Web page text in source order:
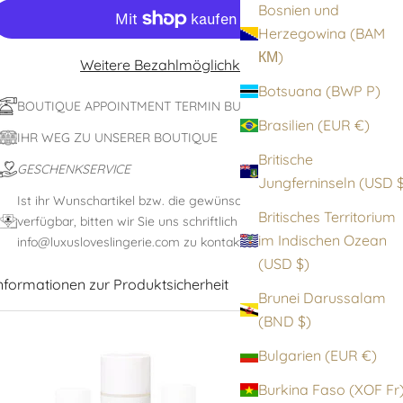
Bosnien und
Herzegowina (BAM
КМ)
Botsuana (BWP P)
Brasilien (EUR €)
Britische
Britisches Territorium
im Indischen Ozean
(USD $)
Brunei Darussalam
(BND $)
Bulgarien (EUR €)
Burkina Faso
Weitere Bezahlmöglichkeiten
BOUTIQUE APPOINTMENT TERMIN BUCHEN
IHR WEG ZU UNSERER BOUTIQUE
GESCHENKSERVICE
Ist ihr Wunschartikel bzw. die gewünschte Größe nicht
verfügbar, bitten wir Sie uns schriftlich unter:
info@luxusloveslingerie.com zu kontaktieren
zur Produktsicherheit